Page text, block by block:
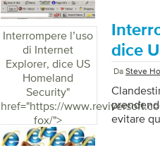
Interrompere l’uso
di Internet
Explorer, dice US
Homeland
Security"
href="https://
fox/">
dice
Da Steve
evitare